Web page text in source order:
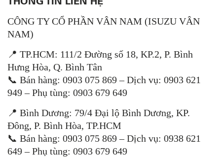
CÔNG TY CỔ PHẦN VÂN NAM (ISUZU VÂN
NAM)
📍 TP.HCM: 111/2 Đường số 18, KP.2, P. Bình
Hưng Hòa, Q. Bình Tân
📞 Bán hàng: 0903 075 869 – Dịch vụ: 0903 621
949 – Phụ tùng: 0903 679 649
📍 Bình Dương: 79/4 Đại lộ Bình Dương, KP.
Đông, P. Bình Hòa, TP.HCM
📞 Bán hàng: 0903 075 869 – Dịch vụ: 0938 621
649 – Phụ tùng: 0903 679 649